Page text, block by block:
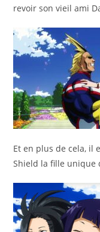
revoir son vieil ami
Et en plus de cela, il
Shield la fille unique